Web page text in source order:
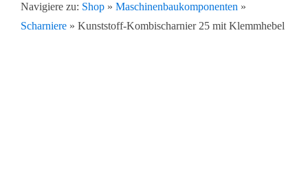
Kundenlösungen
Navigiere zu: Shop» Maschinenbaukomponenten »
Scharniere» Kunststoff-Kombischarnier 25 mit Klemmhebel